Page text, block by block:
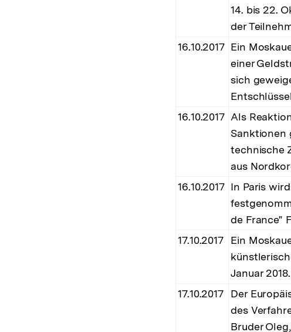
14. bis 22.
der
16.10.2017 Ein
einer
sich
16.10.2017 Als
Sanktionen
technische
aus
16.10.2017 In Paris
de France"
17.10.2017
Ein
Januar 2018.
17.10.2017
Der
des
Bruder